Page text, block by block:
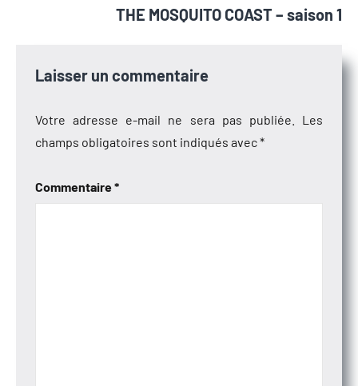
THE MOSQUITO COAST – saison 1
Laisser un commentaire
Votre adresse e-mail ne sera pas publiée.
Les
champs obligatoires sont indiqués avec*
Commentaire*